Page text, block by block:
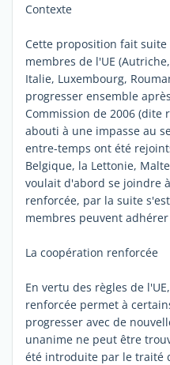
Contexte
Cette proposition fait
membres de l'UE
Italie, Luxembourg,
progresser ensemble
Commission de 2006 (dite
abouti à une impasse au
entre-temps ont été
Belgique, la Lettonie,
voulait d'abord se joindre
renforcée, par la suite
membres peuvent
La coopération renforcée
En vertu des règles de
renforcée permet à
progresser avec de
unanime ne peut être
été introduite par le traité